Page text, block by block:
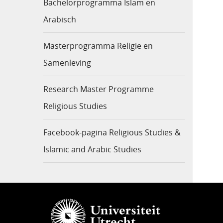
Bachelorprogramma Islam en
Arabisch
Masterprogramma Religie en
Samenleving
Research Master Programme
Religious Studies
Facebook-pagina Religious Studies &
Islamic and Arabic Studies